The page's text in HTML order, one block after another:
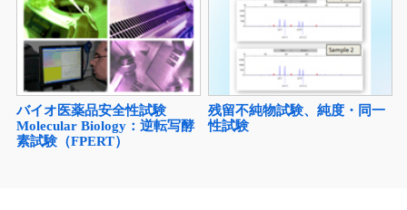
バイオ医薬品安全性試験
Molecular Biology：逆転写酵
素試験（FPERT）
残留不純物試験、純度・同一
性試験